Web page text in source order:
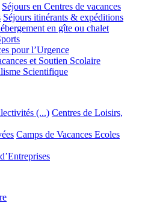
Séjours en Centres de vacances
Séjours itinérants & expéditions
en gîte ou chalet
pour l’Urgence
et Soutien Scolaire
Scientifique
(...) Centres de Loisirs,
Camps de Vacances Ecoles